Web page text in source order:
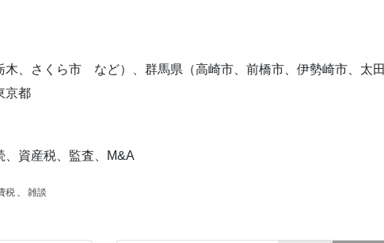
木、さくら市 など）、群馬県（高崎市、前橋市、伊勢崎市、太田
京都
、資産税、監査、M&A
税 、 雑談